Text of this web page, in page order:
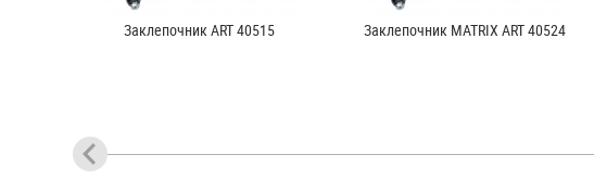
Заклепочник ART 40515 Заклепочник MATRIX ART 40524